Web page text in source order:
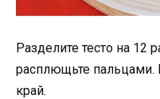
Разделите тесто на
расплющьте пальцами.
край.